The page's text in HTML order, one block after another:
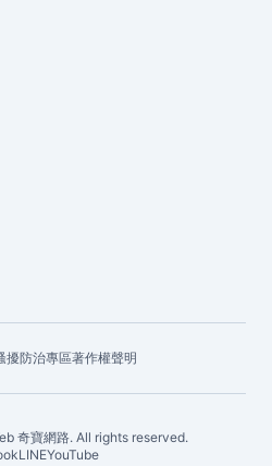
擾防治專區著作權聲明
奇寶網路. All rights reserved.
LINEYouTube